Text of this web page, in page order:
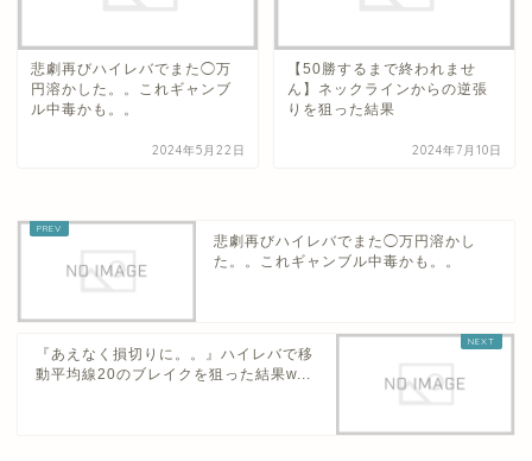
悲劇再びハイレバでまた◯万
円溶かした。。これギャンブ
ル中毒かも。。
2024年5月22日
【50勝するまで終われませ
ん】ネックラインからの逆張
りを狙った結果
2024年7月10日
悲劇再びハイレバでまた◯万円溶かし
た。。これギャンブル中毒かも。。
『あえなく損切りに。。』ハイレバで移
動平均線20のブレイクを狙った結果w...